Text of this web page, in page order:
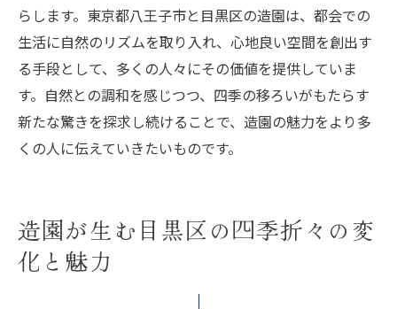
らします。東京都八王子市と目黒区の造園は、都会での
生活に自然のリズムを取り入れ、心地良い空間を創出す
る手段として、多くの人々にその価値を提供していま
す。自然との調和を感じつつ、四季の移ろいがもたらす
新たな驚きを探求し続けることで、造園の魅力をより多
くの人に伝えていきたいものです。
造園が生む目黒区の四季折々の変
化と魅力